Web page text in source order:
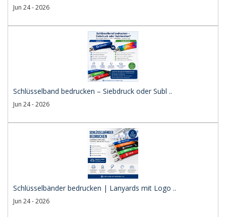
Jun 24 - 2026
Schlüsselband bedrucken – Siebdruck oder Subl ..
Jun 24 - 2026
Schlüsselbänder bedrucken | Lanyards mit Logo ..
Jun 24 - 2026